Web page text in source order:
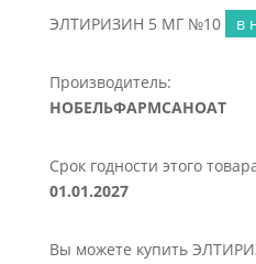
ЭЛТИРИЗИН 5 МГ №10 в
Производитель:
НОБЕЛЬФАРМСАНОАТ
Срок годности этого
01.01.2027
Вы можете купить